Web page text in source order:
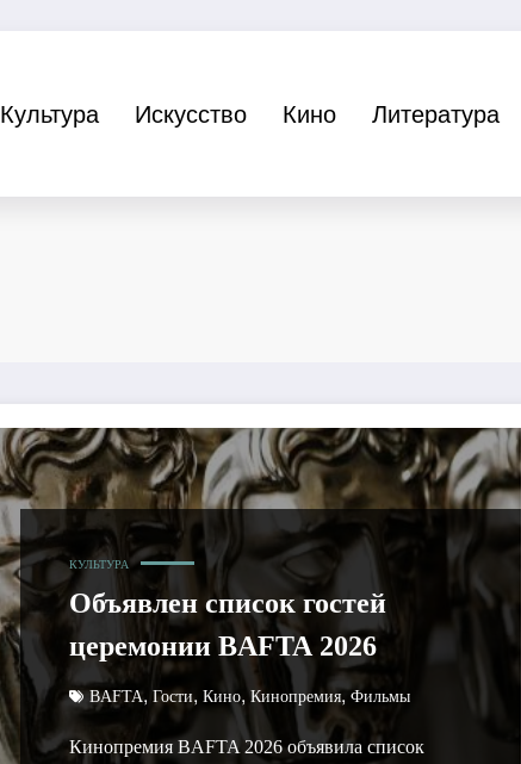
Культура Искусство Кино Литература
КУЛЬТУРА
Объявлен список гостей
церемонии BAFTA 2026
BAFTA, Гости, Кино,Кинопремия,Фильмы
Кинопремия BAFTA 2026 объявила список